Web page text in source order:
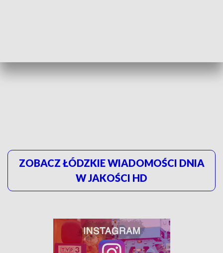
ZOBACZ ŁÓDZKIE WIADOMOŚCI DNIA
W JAKOŚCI HD